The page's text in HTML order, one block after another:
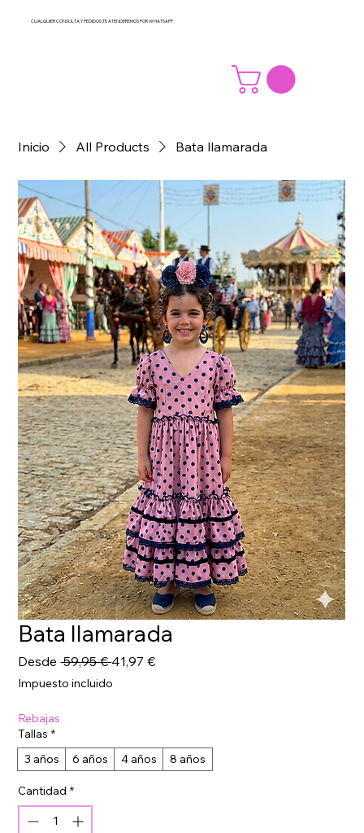
CUALQUIER CONSULTA Y PEDIDOS TE ATENDEREMOS POR WHATSAPP
Inicio All Products Bata llamarada
Bata llamarada
Desde 59,95 € Precio
41,97 €Precio
Impuesto incluido
Rebajas
Tallas *
3 años
6 años 4 años 8 años
Cantidad *